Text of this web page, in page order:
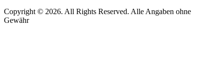
Copyright © 2026. All Rights Reserved. Alle Angaben ohne
Gewähr